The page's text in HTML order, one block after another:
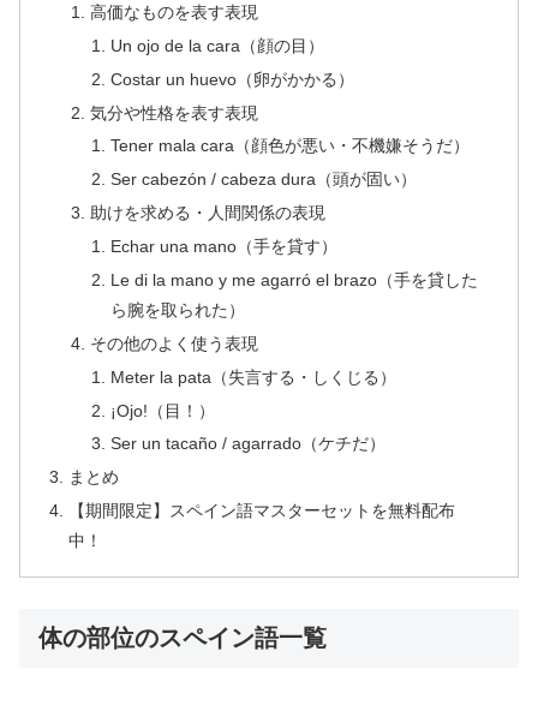
高価なものを表す表現
Un ojo de la cara（顔の目）
Costar un huevo（卵がかかる）
気分や性格を表す表現
Tener mala cara（顔色が悪い・不機嫌そうだ）
Ser cabezón / cabeza dura（頭が固い）
助けを求める・人間関係の表現
Echar una mano（手を貸す）
Le di la mano y me agarró el brazo（手を貸した
ら腕を取られた）
その他のよく使う表現
Meter la pata（失言する・しくじる）
¡Ojo!（目！）
Ser un tacaño / agarrado（ケチだ）
まとめ
【期間限定】スペイン語マスターセットを無料配布
中！
体の部位のスペイン語一覧